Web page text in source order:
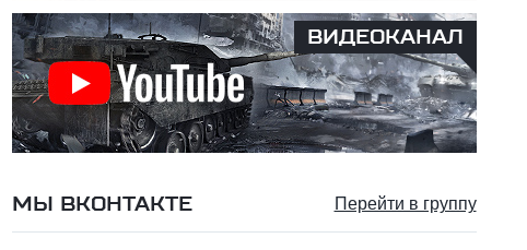
ВИДЕОКАНАЛ
МЫ ВКОНТАКТЕ Перейти в группу